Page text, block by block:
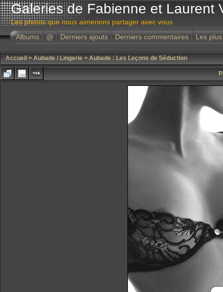
Galeries de Fabienne et Laurent
Les photos que nous aimerions partager avec vous
Albums
@ Derniers ajouts Derniers commentaires Les
Accueil > Aubade / Lingerie > Aubade : Les Leçons de Séduction